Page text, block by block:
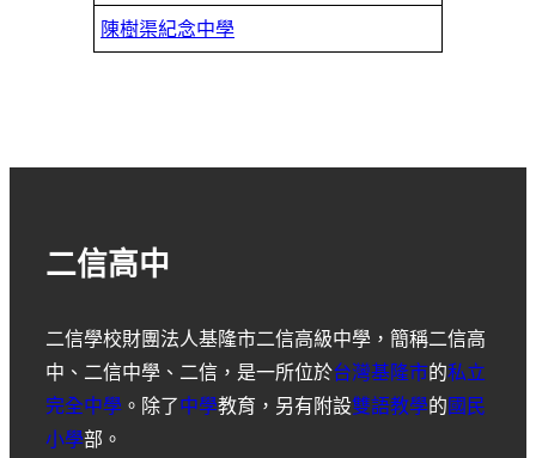
陳樹渠紀念中學
二信高中
二信學校財團法人基隆市二信高級中學 ，簡稱二信高
中 、 二信中學 、 二信 ，是一所位於台灣基隆市的私立
完全中學 。除了中學教育，另有附設雙語教學的國民
小學部。